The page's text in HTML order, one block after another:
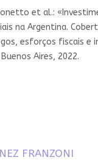
et al.:
na Argentina.
esforços fiscais e
Aires, 2022.
FRANZONI